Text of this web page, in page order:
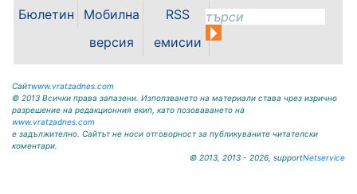
Кнежа. Спортното съоръжение
носи името на легендарния
вратар от близкото минало
Бюлетин
Мобилна
версия
RSS
емисии
Сайтwww.vratzadnes.com
© 2013 Всички права запазени. Използването на материали става чрез изрично
разрешение на редакционния екип, като позоваването на
www.vratzadnes.com
е задължително. Сайтът не носи отговорност за публикуваните читателски
коментари.
© 2013, 2013 - 2026, supportNetservice